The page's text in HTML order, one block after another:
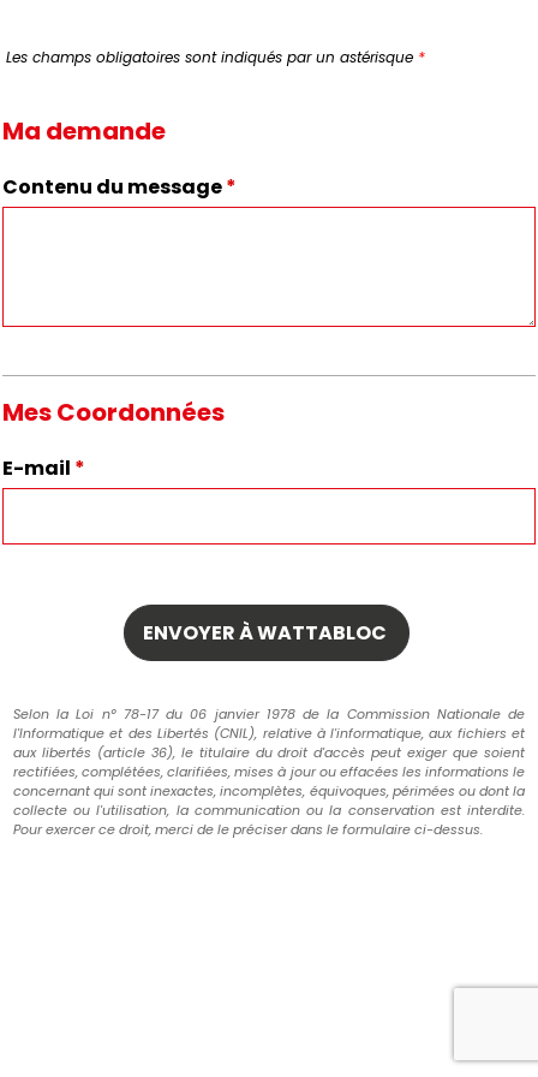
Les champs obligatoires sont indiqués par un astérisque *
Ma demande
Contenu du message*
Mes Coordonnées
E-mail *
Selon la Loi n° 78-17 du 06 janvier 1978 de la Commission Nationale de
l'Informatique et des Libertés (CNIL), relative à l'informatique, aux fichiers et
aux libertés (article 36), le titulaire du droit d'accès peut exiger que soient
rectifiées, complétées, clarifiées, mises à jour ou effacées les informations le
concernant qui sont inexactes, incomplètes, équivoques, périmées ou dont la
collecte ou l'utilisation, la communication ou la conservation est interdite.
Pour exercer ce droit, merci de le préciser dans le formulaire ci-dessus.